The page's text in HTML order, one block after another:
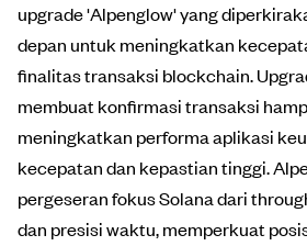
upgrade 'Alpenglow' yang
depan untuk meningkatkan
finalitas transaksi blockchain.
membuat konfirmasi transaksi
meningkatkan performa aplikasi
kecepatan dan kepastian tinggi.
pergeseran fokus Solana dari
dan presisi waktu, memperkuat